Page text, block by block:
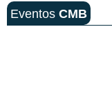
Eventos CMB